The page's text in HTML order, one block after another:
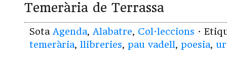
Temerària de Terrassa
Sota Agenda, Alabatre, Col·leccions ·
temerària, llibreries, pau vadell, poesia,